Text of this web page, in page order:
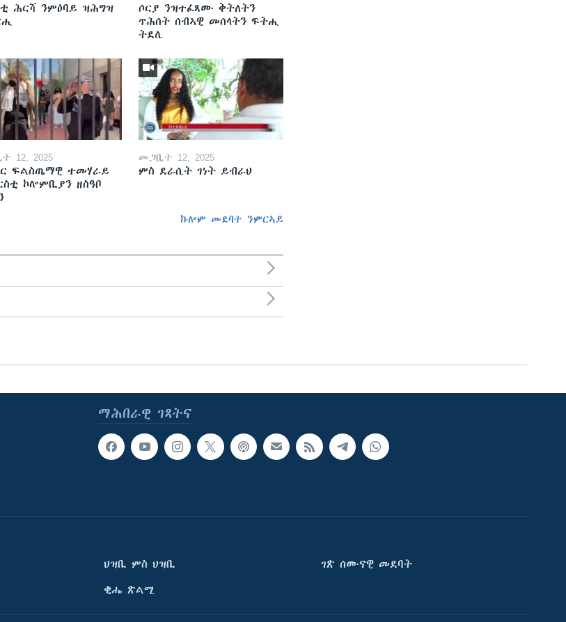
ሕርሻ ንምዕባይ ዝሕግዝ
ሶርያ ንዝተፈጸሙ ቅትለትን
ጥሕሰት ሰብኣዊ መሰላትን ፍትሒ
ትደሊ
12, 2025
ፍልስጤማዊ ተመሃራይ
ኮሎምቢያን ዘስዓቦ
መጋቢት 12, 2025
ምስ ደራሲት ገነት ይብራህ
ኩሎም መደባት ንምርኣይ
ማሕበራዊ ገጻትና
ህዝቢ ምስ ህዝቢ
ቂሔ ጽልሚ
ገጽ ሰሙናዊ መደባት